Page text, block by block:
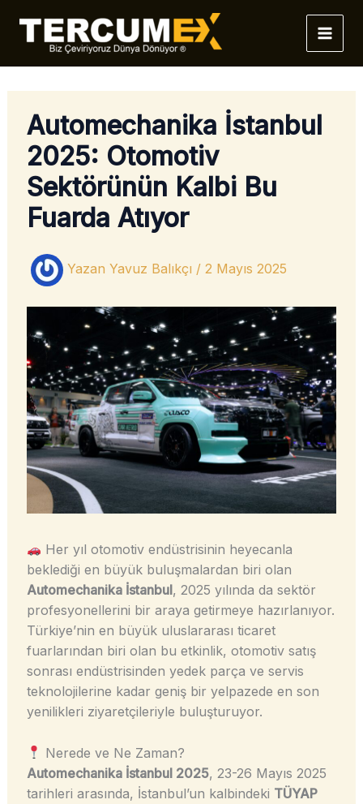
atla
Automechanika İstanbul
2025: Otomotiv
Sektörünün Kalbi Bu
Fuarda Atıyor
Yazan Yavuz Balıkçı / 2 Mayıs 2025
Her yıl otomotiv endüstrisinin heyecanla
beklediği en büyük buluşmalardan biri olan
Automechanika İstanbul, 2025 yılında da sektör
profesyonellerini bir araya getirmeye hazırlanıyor.
Türkiye’nin en büyük uluslararası ticaret
fuarlarından biri olan bu etkinlik, otomotiv satış
sonrası endüstrisinden yedek parça ve servis
teknolojilerine kadar geniş bir yelpazede en son
yenilikleri ziyaretçileriyle buluşturuyor.
Nerede ve Ne Zaman?
Automechanika İstanbul 2025, 23-26 Mayıs 2025
tarihleri arasında, İstanbul’un kalbindeki TÜYAP